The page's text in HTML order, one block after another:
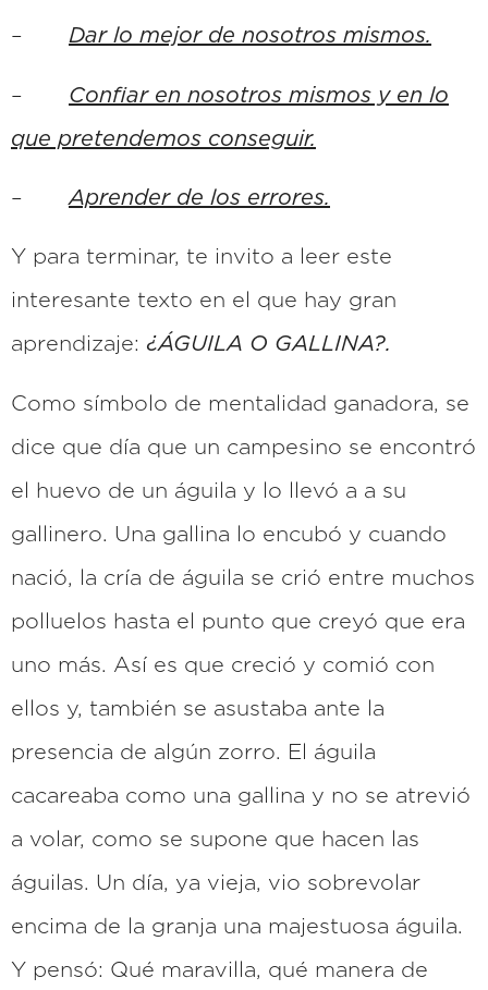
– Dar lo mejor de nosotros mismos.
– Confiar en nosotros mismos y en lo
que pretendemos conseguir.
– Aprender de los errores.
Y para terminar, te invito a leer este
interesante texto en el que hay gran
aprendizaje: ¿ÁGUILA O GALLINA?.
Como símbolo de mentalidad ganadora, se
dice que día que un campesino se encontró
el huevo de un águila y lo llevó a a su
gallinero. Una gallina lo encubó y cuando
nació, la cría de águila se crió entre muchos
polluelos hasta el punto que creyó que era
uno más. Así es que creció y comió con
ellos y, también se asustaba ante la
presencia de algún zorro. El águila
cacareaba como una gallina y no se atrevió
a volar, como se supone que hacen las
águilas. Un día, ya vieja, vio sobrevolar
encima de la granja una majestuosa águila.
Y pensó: Qué maravilla, qué manera de